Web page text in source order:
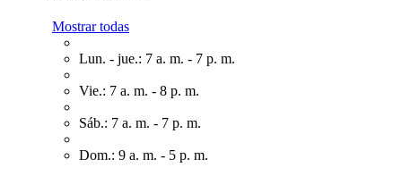
Mostrar todas
Lun. - jue.: 7 a. m. - 7 p. m.
Vie.: 7 a. m. - 8 p. m.
Sáb.: 7 a. m. - 7 p. m.
Dom.: 9 a. m. - 5 p. m.